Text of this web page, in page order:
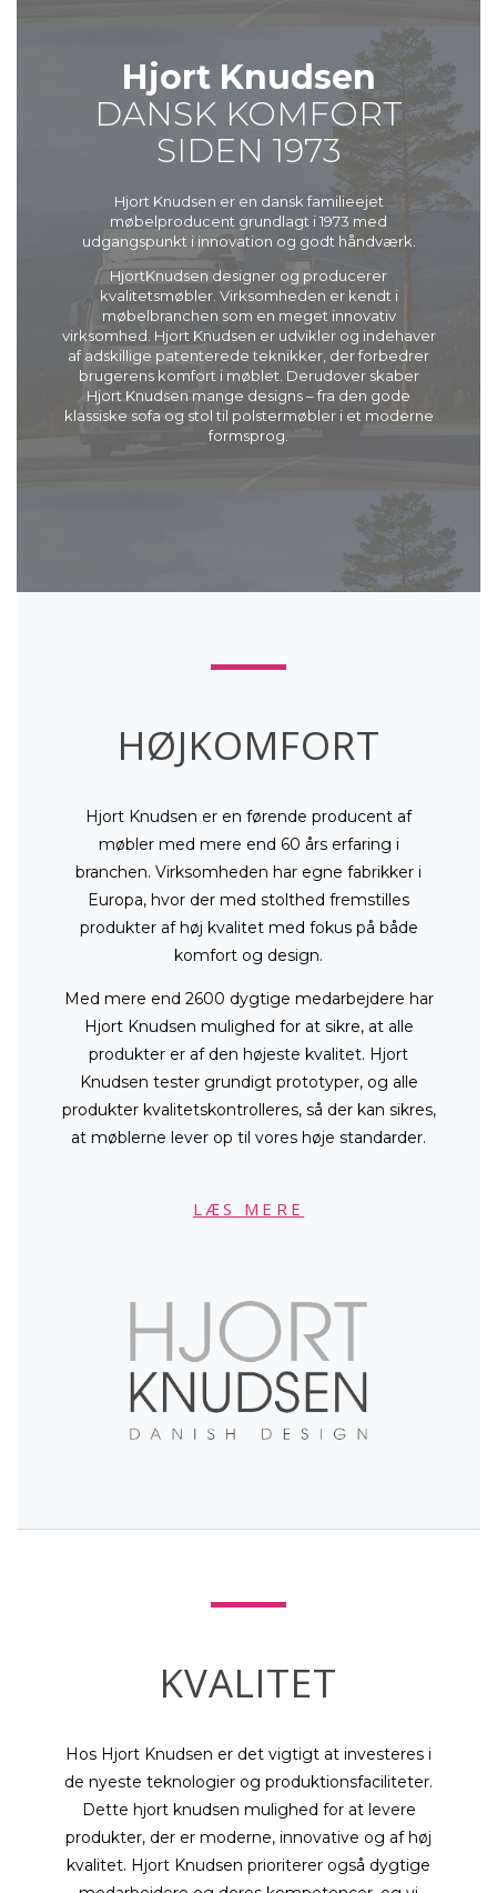
Hjort Knudsen
DANSK KOMFORT
SIDEN 1973
Hjort Knudsen er en dansk familieejet
møbelproducent grundlagt i 1973 med
udgangspunkt i innovation og godt håndværk.
HjortKnudsen designer og producerer
kvalitetsmøbler. Virksomheden er kendt i
møbelbranchen som en meget innovativ
virksomhed. Hjort Knudsen er udvikler og indehaver
af adskillige patenterede teknikker, der forbedrer
brugerens komfort i møblet. Derudover skaber
Hjort Knudsen mange designs – fra den gode
klassiske sofa og stol til polstermøbler i et moderne
formsprog.
HØJKOMFORT
Hjort Knudsen er en førende producent af
møbler med mere end 60 års erfaring i
branchen. Virksomheden har egne fabrikker i
Europa, hvor der med stolthed fremstilles
produkter af høj kvalitet med fokus på både
komfort og design.
Med mere end 2600 dygtige medarbejdere har
Hjort Knudsen mulighed for at sikre, at alle
produkter er af den højeste kvalitet. Hjort
Knudsen tester grundigt prototyper, og alle
produkter kvalitetskontrolleres, så der kan sikres,
at møblerne lever op til vores høje standarder.
LÆS MERE
KVALITET
Hos Hjort Knudsen er det vigtigt at investeres i
de nyeste teknologier og produktionsfaciliteter.
Dette hjort knudsen mulighed for at levere
produkter, der er moderne, innovative og af høj
kvalitet. Hjort Knudsen prioriterer også dygtige